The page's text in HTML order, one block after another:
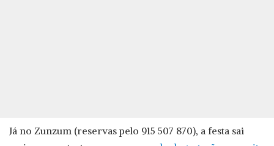
Já no Zunzum (reservas pelo 915 507 870), a festa sai